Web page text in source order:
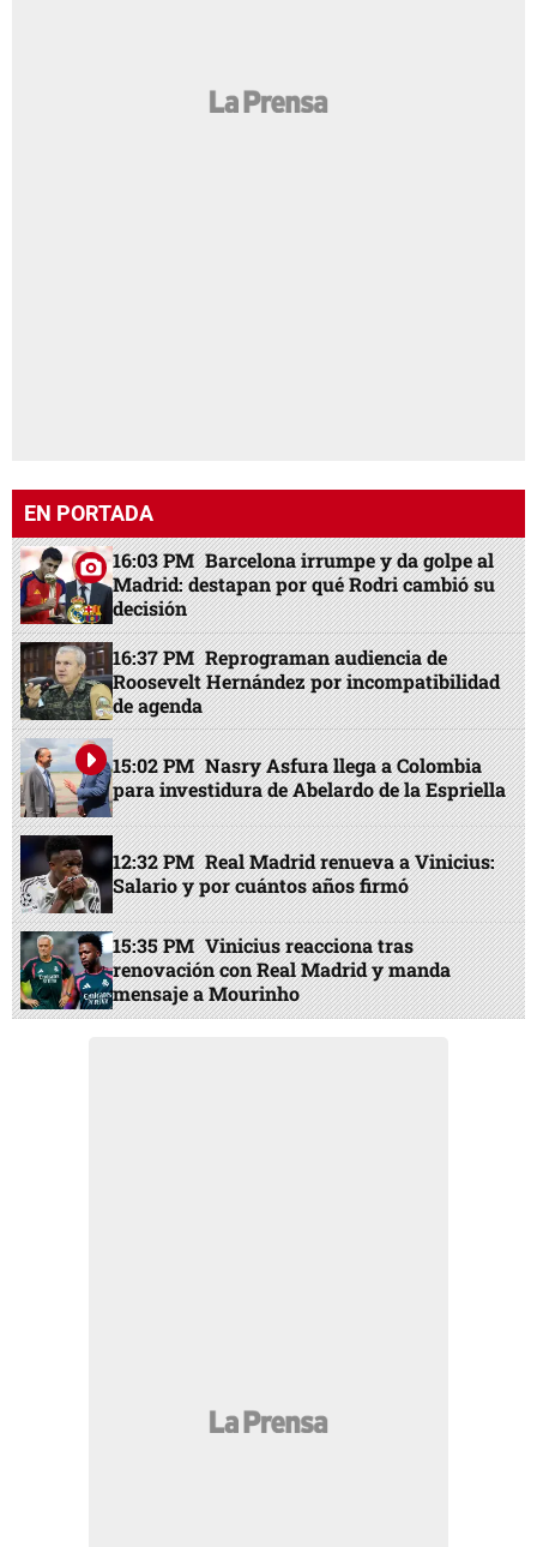
EN PORTADA
16:03 PM Barcelona irrumpe y da golpe al
Madrid: destapan por qué Rodri cambió su
decisión
16:37 PM Reprograman audiencia de
Roosevelt Hernández por incompatibilidad
de agenda
15:02 PM Nasry Asfura llega a Colombia
para investidura de Abelardo de la Espriella
12:32 PM Real Madrid renueva a Vinicius:
Salario y por cuántos años firmó
15:35 PM Vinicius reacciona tras
renovación con Real Madrid y manda
mensaje a Mourinho